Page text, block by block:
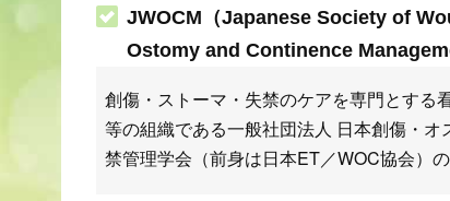
JWOCM（Japanese Society of
Ostomy and Continence
創傷・ストーマ・失禁のケアを専門とする
等の組織である一般社団法人 日本創傷・オ
禁管理学会（前身は日本ET／WOC協会）の